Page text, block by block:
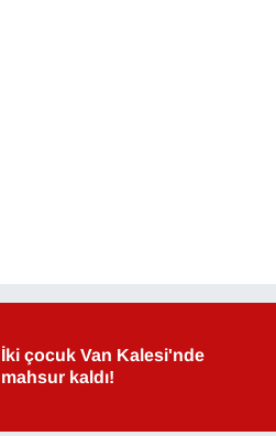
İki çocuk Van Kalesi'nde
mahsur kaldı!